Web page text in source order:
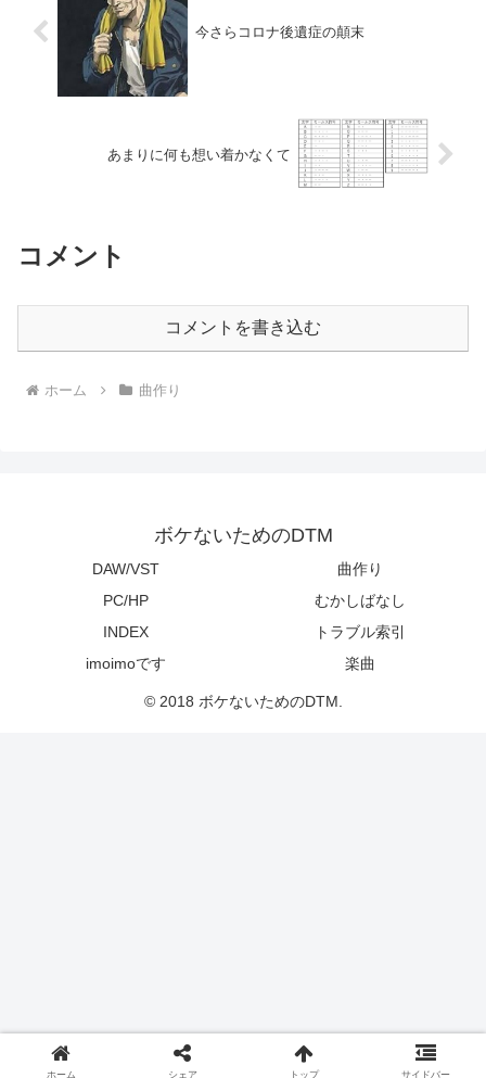
今さらコロナ後遺症の顛末
あまりに何も想い着かなくて
コメント
コメントを書き込む
ホーム 曲作り
ボケないためのDTM
DAW/VST
曲作り
PC/HP
むかしばなし
INDEX
トラブル索引
imoimoです
楽曲
© 2018 ボケないためのDTM.
ホーム シェア トップ サイドバー